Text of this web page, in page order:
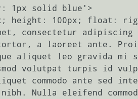
tortor, a laoreet ante.
aliquet leo gravida mi
volutpat turpis id
commodo ante sed
nibh. Nulla eleifend